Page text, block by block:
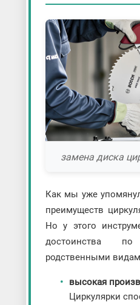
замена диска
Как мы уже
преимуществ
Но у этого
достоинства
родственными
высокая
Циркулярки